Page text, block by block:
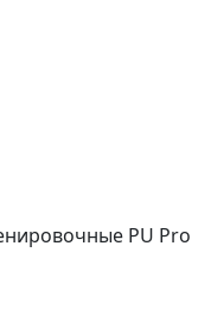
PU Pro